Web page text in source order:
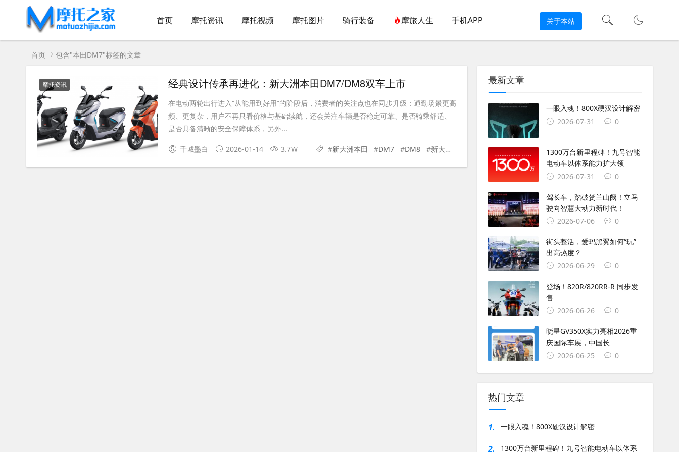
首页 摩托资讯 摩托视频 摩托图片 骑行装备 摩旅人生 手机APP 关于本站
首页 包含"本田DM7"标签的文章
摩托资讯 经典设计传承再进化：新大洲本田DM7/DM8双车上市
在电动两轮出行进入“从能用到好用”的阶段后，消费者的关注点也在同步升级：通勤场景更高
频、更复杂，用户不再只看价格与基础续航，还会关注车辆是否稳定可靠、是否骑乘舒适、
是否具备清晰的安全保障体系，另外...
千城墨白 2026-01-14 3.7W #新大洲本田 #DM7 #DM8 #新大洲本田DM7 #新大洲本田DM8 #本田DM7 #本田DM8 #踏板
最新文章
一眼入魂！800X硬汉设计解密
2026-07-31
0
1300万台新里程碑！九号智能
电动车以体系能力扩大领
2026-07-31
0
驾长车，踏破贺兰山阙！立马
驶向智慧大动力新时代！
2026-07-06
0
街头整活，爱玛黑翼如何“玩”
出高热度？
2026-06-29
0
登场！820R/820RR-R 同步发
售
2026-06-26
0
晓星GV350X实力亮相2026重
庆国际车展，中国长
2026-06-25
0
热门文章
1. 一眼入魂！800X硬汉设计解密
2. 1300万台新里程碑！九号智能电动车以体系